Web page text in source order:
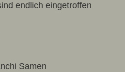
endlich eingetroffen
Samen